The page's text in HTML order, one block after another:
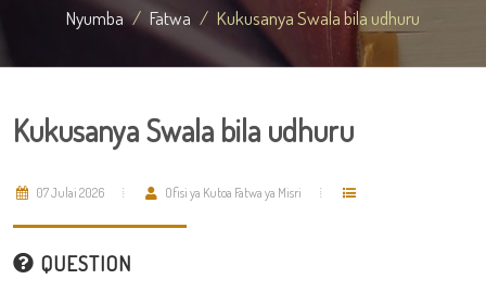
Nyumba Fatwa Kukusanya Swala bila udhuru
Kukusanya Swala bila udhuru
07 Julai 2026 Ofisi ya Kutoa Fatwa ya Misri
QUESTION